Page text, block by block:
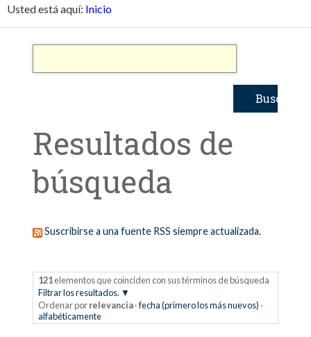
Usted está aquí: Inicio
Resultados de
búsqueda
Suscribirse a una fuente RSS siempre actualizada.
121elementos que coinciden con sus términos de búsqueda
Filtrar los resultados.
Ordenar por relevancia ·fecha (primero los más nuevos) ·
alfabéticamente